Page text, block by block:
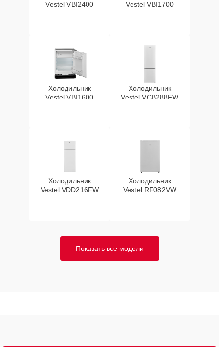
Vestel VBI2400
Vestel VBI1700
Холодильник
Vestel VBI1600
Холодильник
Vestel VCB288FW
Холодильник
Vestel VDD216FW
Холодильник
Vestel RF082VW
Показать все модели